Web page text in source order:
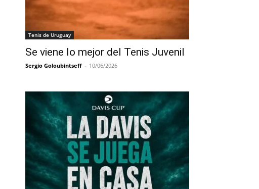
Tenis de Uruguay
Se viene lo mejor del Tenis Juvenil
Sergio Goloubintseff - 10/06/2026